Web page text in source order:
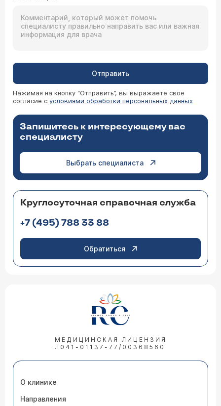
Отправить
Нажимая на кнопку “Отправить”, вы выражаете свое
согласие с условиями обработки персональных данных
Запишитесь к интересующему вас
специалисту
Выбрать специалиста
Круглосуточная справочная служба
+7 (495) 788 33 88
Обратиться
МЕДИЦИНСКАЯ ЛИЦЕНЗИЯ
Л041-01137-77/00368560
О клинике
Направления